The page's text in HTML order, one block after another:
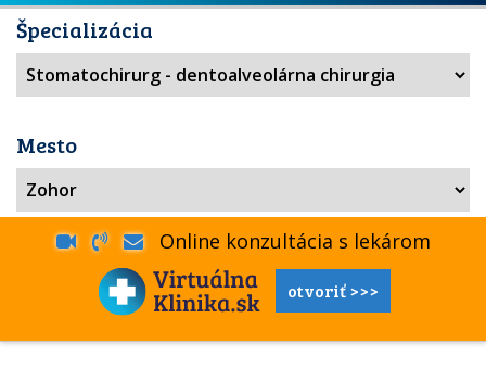
Špecializácia
Mesto
Online konzultácia s lekárom
otvoriť >>>